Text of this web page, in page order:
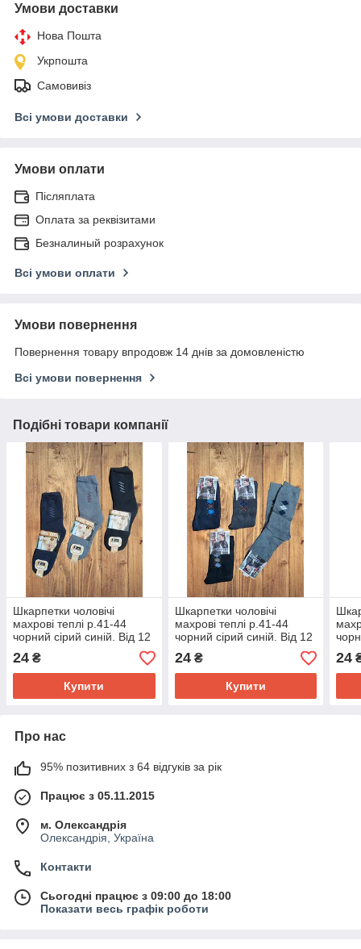
Умови доставки
Нова Пошта
Укрпошта
Самовивіз
Всі умови доставки
Умови оплати
Післяплата
Оплата за реквізитами
Безналиный розрахунок
Всі умови оплати
Умови повернення
Повернення товару впродовж 14 днів за домовленістю
Всі умови повернення
Подібні товари компанії
Шкарпетки чоловічі
махрові теплі р.41-44
чорний сірий синій. Від 12
пар по 18.50грн
24 ₴
Купити
Шкарпетки чоловічі
махрові теплі р.41-44
чорний сірий синій. Від 12
пар по 18.50грн
24₴
Купити
пар
24
Про нас
95% позитивних з 64 відгуків за рік
Працює з 05.11.2015
м. Олександрія
Олександрія, Україна
Контакти
Сьогодні працює з 09:00 до 18:00
Показати весь графік роботи